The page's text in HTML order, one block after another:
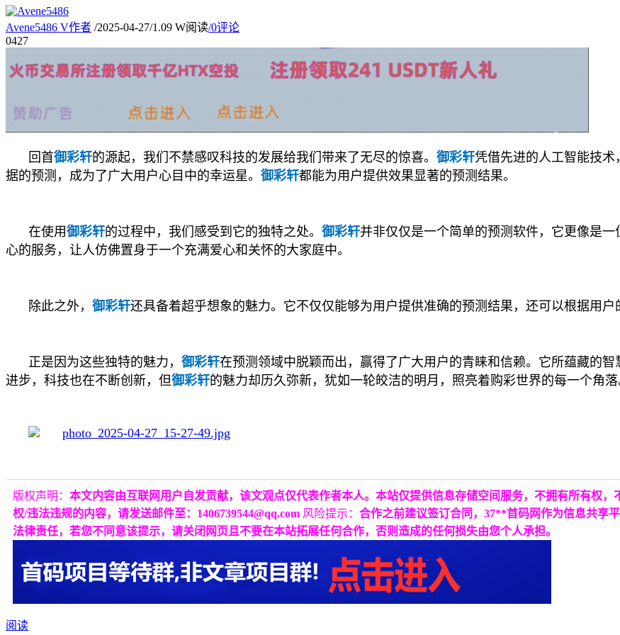
Avene5486 V作者 /2025-04-27/1.09 W阅读/0评论
0427
回首御彩轩的源起，我们不禁感叹科技的发展给我们带来了无尽的惊喜。 御彩轩凭借先进的人工智能技
据的预测，成为了广大用户心目中的幸运星。 御彩轩都能为用户提供效果显著的预测结果。
在使用御彩轩的过程中，我们感受到它的独特之处。 御彩轩并非仅仅是一个简单的预测软件，它更像是
心的服务，让人仿佛置身于一个充满爱心和关怀的大家庭中。
除此之外， 御彩轩还具备着超乎想象的魅力。它不仅仅能够为用户提供准确的预测结果，还可以根据用
正是因为这些独特的魅力， 御彩轩在预测领域中脱颖而出，赢得了广大用户的青睐和信赖。它所蕴藏的
进步，科技也在不断创新，但御彩轩的魅力却历久弥新，犹如一轮皎洁的明月，照亮着购彩世界的每一个角落
版权声明： 本文内容由互联网用户自发贡献，该文观点仅代表作者本人。本站仅提供信息存储空间服务，不拥有所有权
权/违法违规的内容，请发送邮件至：1406739544@qq.com 风险提示： 合作之前建议签订合同，37**首码网作为信息共享
法律责任，若您不同意该提示，请关闭网页且不要在本站拓展任何合作，否则造成的任何损失由您个人承担。
阅读